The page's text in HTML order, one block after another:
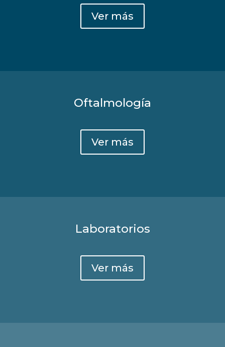
Ver más
Oftalmología
Ver más
Laboratorios
Ver más